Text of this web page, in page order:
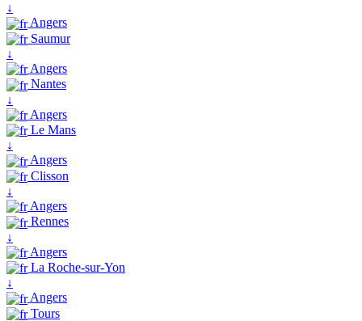
↓
Angers
Saumur
↓
Angers
Nantes
↓
Angers
Le Mans
↓
Angers
Clisson
↓
Angers
Rennes
↓
Angers
La Roche-sur-Yon
↓
Angers
Tours